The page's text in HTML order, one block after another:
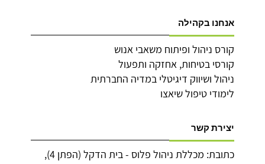
אנחנו בקהילה
קורס ניהול ופיתוח משאבי אנוש
קורסי בטיחות, אחזקה ותפעול
ניהול ושיווק דיגיטלי במדיה החברתית
לימודי טיפול שיאצו
יצירת קשר
כתובת: מכללת ניהול פלוס - בית הדקל (הפתן 4),